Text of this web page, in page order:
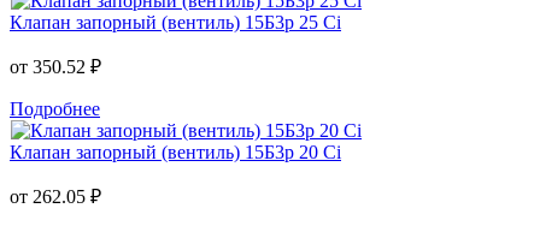
Клапан запорный (вентиль) 15Б3р 25 Ci
от 350.52 ₽
Подробнее
Клапан запорный (вентиль) 15Б3р 20 Ci
от 262.05 ₽